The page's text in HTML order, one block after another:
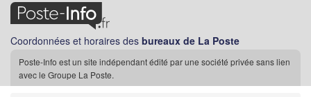
Coordonnées et horaires des bureaux de La Poste
Poste-Info est un site indépendant édité par une société privée sans lien
avec le Groupe La Poste.